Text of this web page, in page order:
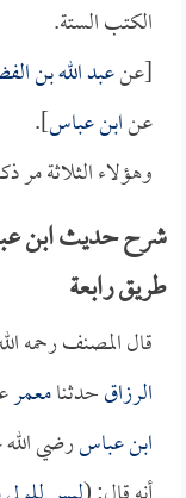
الكتب الستة.
[عنعبد الله بن
عنابن عباس].
وهؤلاء الثلاثة مر
شرح حديث ابن
طريق رابعة
قال المصنف رحمه
الرزاقحدثنامعمر
ابن عباسرضي